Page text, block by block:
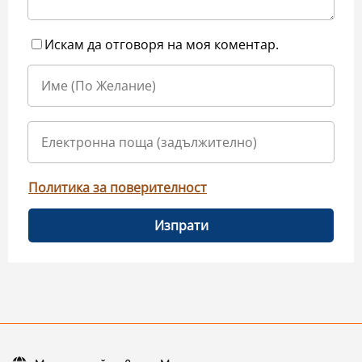
Искам да отговоря на моя коментар.
Политика за поверителност
Изпрати